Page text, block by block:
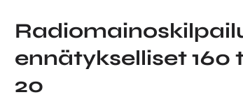
ennätykselliset 160
20